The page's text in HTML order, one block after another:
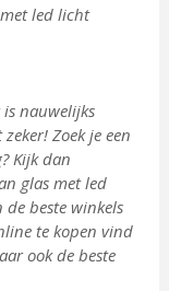
led licht
nauwelijks
Zoek je een
Kijk dan
glas met led
de beste winkels
te kopen vind
ook de beste